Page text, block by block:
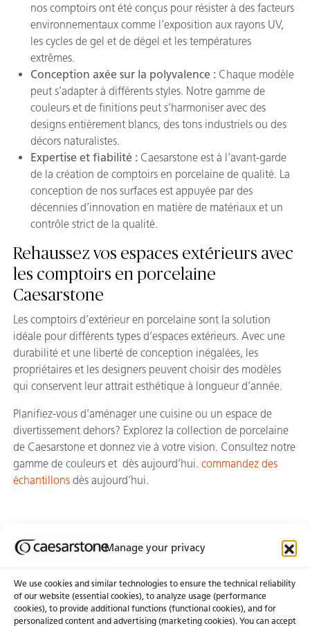
Manage your privacy
We use cookies and similar technologies to ensure the technical reliability
of our website (essential cookies), to analyze usage (performance
cookies), to provide additional functions (functional cookies), and for
personalized content and advertising (marketing cookies). You can accept
nos comptoirs ont été conçus pour résister à des facteurs
environnementaux comme l’exposition aux rayons UV,
les cycles de gel et de dégel et les températures
extrêmes.
Conception axée sur la polyvalence : Chaque modèle
peut s’adapter à différents styles. Notre gamme de
couleurs et de finitions peut s’harmoniser avec des
designs entièrement blancs, des tons industriels ou des
décors naturalistes.
Expertise et fiabilité : Caesarstone est à l’avant-garde
de la création de comptoirs en porcelaine de qualité. La
conception de nos surfaces est appuyée par des
décennies d’innovation en matière de matériaux et un
contrôle strict de la qualité.
Rehaussez vos espaces extérieurs avec
les comptoirs en porcelaine
Caesarstone
Les comptoirs d’extérieur en porcelaine sont la solution
idéale pour différents types d’espaces extérieurs. Avec une
durabilité et une liberté de conception inégalées, les
propriétaires et les designers peuvent choisir des modèles
qui conservent leur attrait esthétique à longueur d’année.
Planifiez-vous d’aménager une cuisine ou un espace de
divertissement dehors? Explorez la collection de porcelaine
de Caesarstone et donnez vie à votre vision. Consultez notre
gamme de couleurs et dès aujourd’hui. commandez des
échantillons dès aujourd’hui.
Abonnez-Vous À Notre Infolettre
À propos de nous Certifications